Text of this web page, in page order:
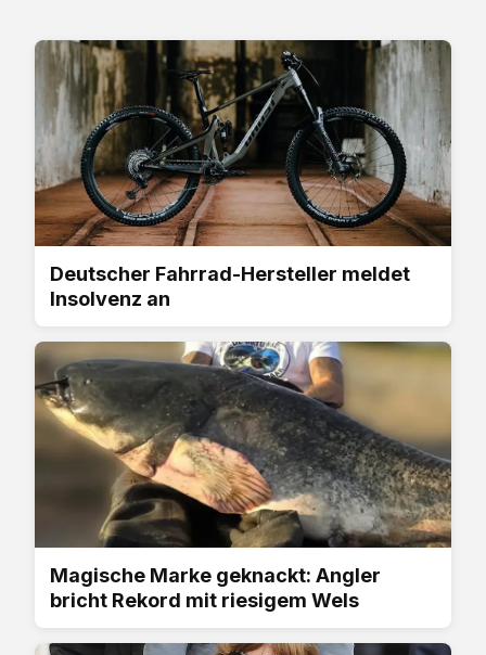
Deutscher Fahrrad-Hersteller meldet
Insolvenz an
Magische Marke geknackt: Angler
bricht Rekord mit riesigem Wels